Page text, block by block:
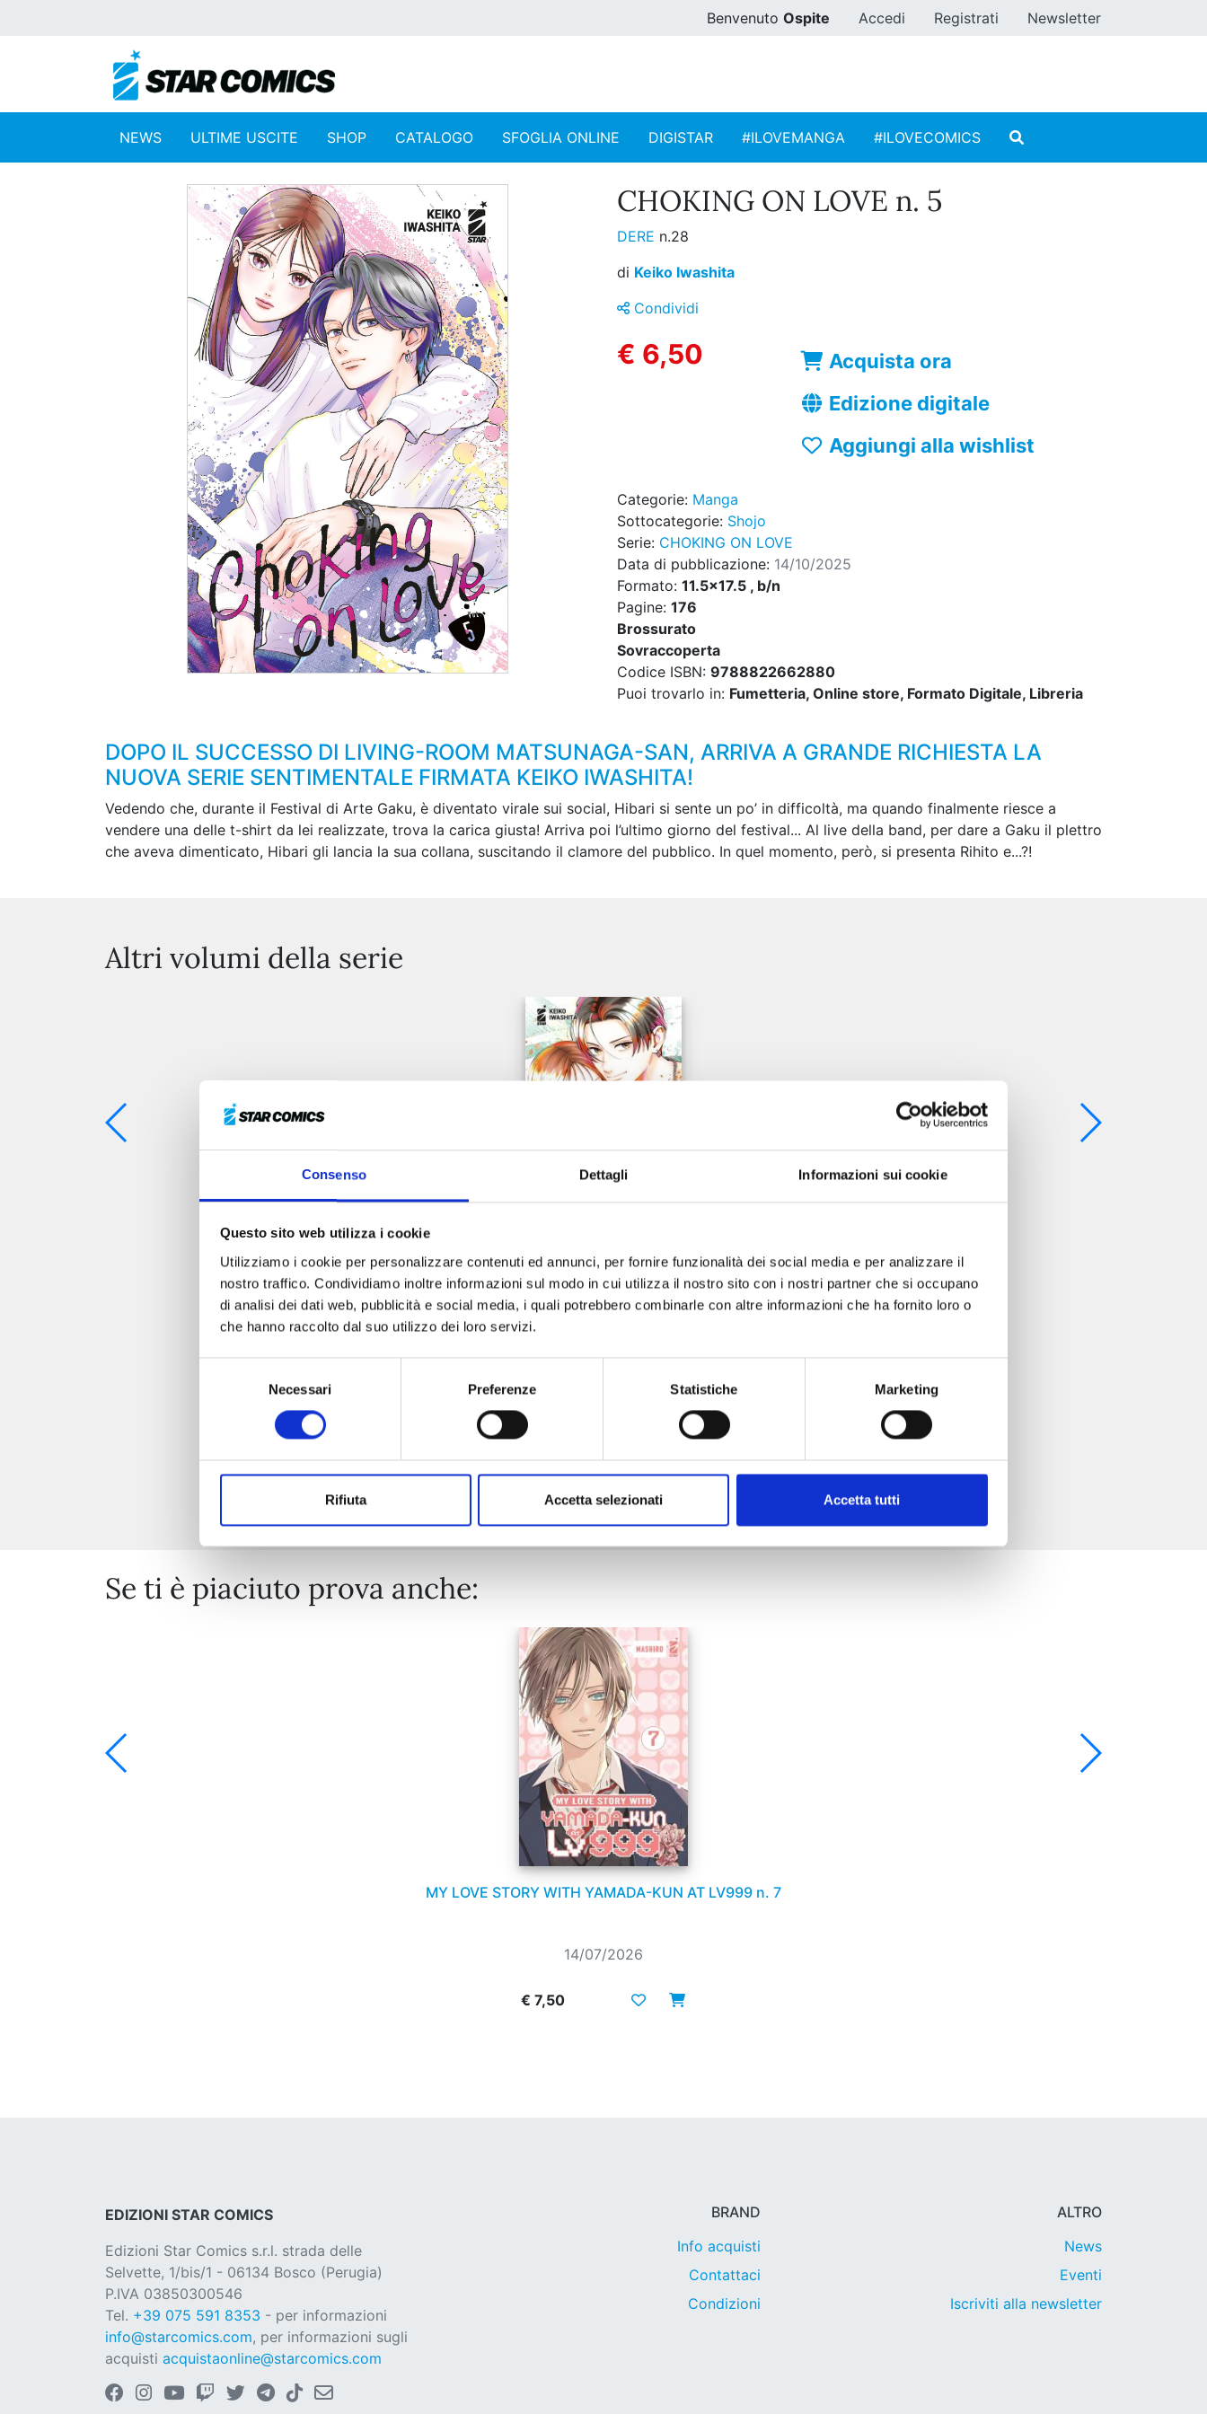
Consenso Dettagli Informazioni sui cookie
Questo sito web utilizza i cookie
Utilizziamo i cookie per personalizzare contenuti ed annunci, per fornire funzionalità dei social media e per analizzare il
nostro traffico. Condividiamo inoltre informazioni sul modo in cui utilizza il nostro sito con i nostri partner che si occupano
di analisi dei dati web, pubblicità e social media, i quali potrebbero combinarle con altre informazioni che ha fornito loro o
che hanno raccolto dal suo utilizzo dei loro servizi.
Necessari Preferenze Statistiche Marketing
Rifiuta Accetta selezionati Accetta tutti
Benvenuto Ospite Accedi Registrati Newsletter
NEWS ULTIME USCITE SHOP CATALOGO SFOGLIA ONLINE DIGISTAR #ILOVEMANGA #ILOVECOMICS
CHOKING ON LOVE n. 5
DERE n.28
di Keiko Iwashita
Condividi
€ 6,50
Acquista ora
Edizione digitale
Aggiungi alla wishlist
Categorie: Manga
Sottocategorie: Shojo
Serie: CHOKING ON LOVE
Data di pubblicazione: 14/10/2025
Formato: 11.5x17.5 , b/n
Pagine: 176
Brossurato
Sovraccoperta
Codice ISBN: 9788822662880
Puoi trovarlo in: Fumetteria, Online store, Formato Digitale, Libreria
DOPO IL SUCCESSO DI LIVING-ROOM MATSUNAGA-SAN, ARRIVA A GRANDE RICHIESTA LA
NUOVA SERIE SENTIMENTALE FIRMATA KEIKO IWASHITA!
Vedendo che, durante il Festival di Arte Gaku, è diventato virale sui social, Hibari si sente un po’ in difficoltà, ma quando finalmente riesce a
vendere una delle t-shirt da lei realizzate, trova la carica giusta! Arriva poi l’ultimo giorno del festival... Al live della band, per dare a Gaku il plettro
che aveva dimenticato, Hibari gli lancia la sua collana, suscitando il clamore del pubblico. In quel momento, però, si presenta Rihito e...?!
Altri volumi della serie
CHOKING ON LOVE n. 6
Mostra tutto
Se ti è piaciuto prova anche:
MY LOVE STORY WITH YAMADA-KUN AT LV999 n. 7
14/07/2026
€ 7,50
EDIZIONI STAR COMICS
Edizioni Star Comics s.r.l. strada delle
Selvette, 1/bis/1 - 06134 Bosco (Perugia)
P.IVA 03850300546
Tel. +39 075 591 8353 - per informazioni
info@starcomics.com, per informazioni sugli
acquisti acquistaonline@starcomics.com
BRAND
Info acquisti
Contattaci
Condizioni
ALTRO
News
Eventi
Iscriviti alla newsletter